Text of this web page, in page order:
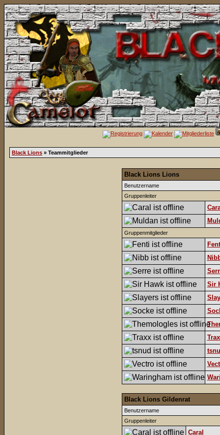
Black Lions » Teammitglieder
Black Lions Lions
Benutzername
Gruppenleiter
Gruppenmitglieder
Sir
Black Lions Gildenrat
Benutzername
Gruppenleiter
Caral